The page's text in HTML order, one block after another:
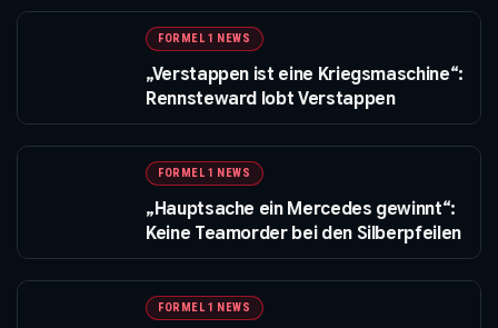
FORMEL 1 NEWS
„Verstappen ist eine Kriegsmaschine“:
Rennsteward lobt Verstappen
FORMEL 1 NEWS
„Hauptsache ein Mercedes gewinnt“:
Keine Teamorder bei den Silberpfeilen
FORMEL 1 NEWS